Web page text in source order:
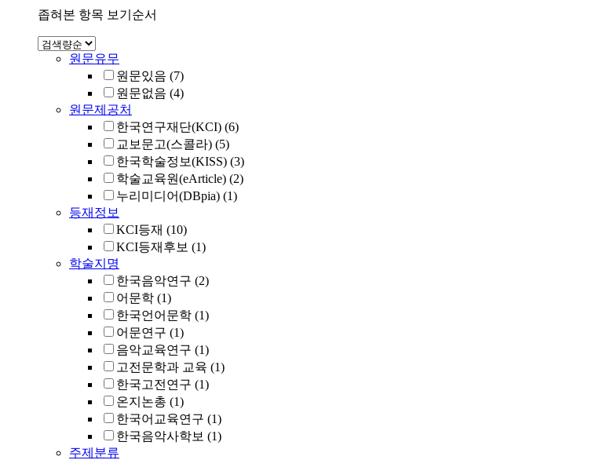
좁혀본 항목 보기순서
원문유무
원문있음 (7)
원문없음 (4)
원문제공처
한국연구재단(KCI) (6)
교보문고(스콜라) (5)
한국학술정보(KISS) (3)
학술교육원(eArticle) (2)
누리미디어(DBpia) (1)
등재정보
KCI등재 (10)
KCI등재후보 (1)
학술지명
한국음악연구 (2)
어문학 (1)
한국언어문학 (1)
어문연구 (1)
음악교육연구 (1)
고전문학과 교육 (1)
한국고전연구 (1)
온지논총 (1)
한국어교육연구 (1)
한국음악사학보 (1)
주제분류